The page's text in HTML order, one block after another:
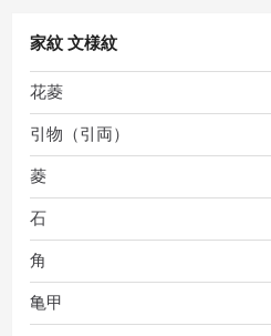
家紋 文様紋
花菱
引物（引両）
菱
石
角
亀甲